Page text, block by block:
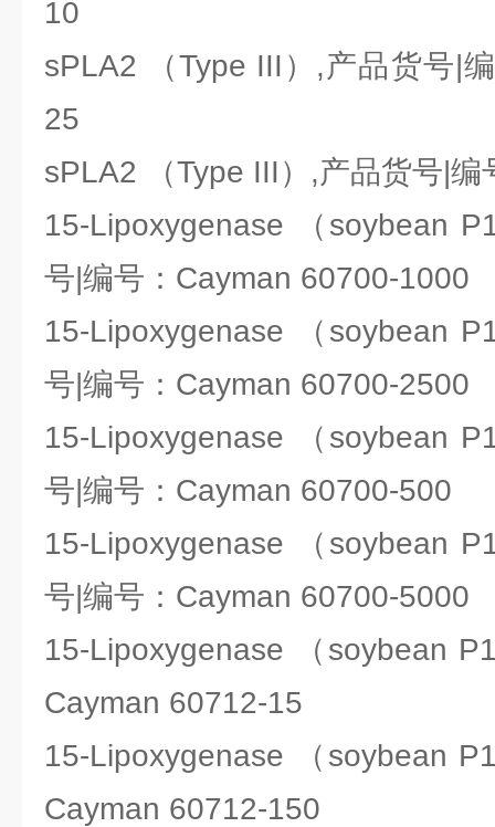
10
sPLA2 （Type III）,产品货号|
25
sPLA2 （Type III）,产品货号|
15-Lipoxygenase （soybean
号|编号：Cayman 60700-1000
15-Lipoxygenase （soybean
号|编号：Cayman 60700-2500
15-Lipoxygenase （soybean
号|编号：Cayman 60700-500
15-Lipoxygenase （soybean
号|编号：Cayman 60700-5000
15-Lipoxygenase （soybean
Cayman 60712-15
15-Lipoxygenase （soybean
Cayman 60712-150